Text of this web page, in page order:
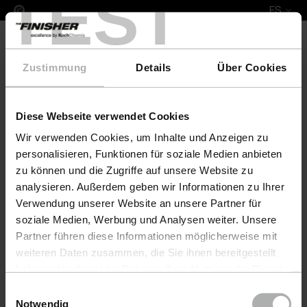
TEST
Zustimmung Details Über Cookies
Diese Webseite verwendet Cookies
Wir verwenden Cookies, um Inhalte und Anzeigen zu
personalisieren, Funktionen für soziale Medien anbieten
zu können und die Zugriffe auf unsere Website zu
analysieren. Außerdem geben wir Informationen zu Ihrer
Verwendung unserer Website an unsere Partner für
soziale Medien, Werbung und Analysen weiter. Unsere
Partner führen diese Informationen möglicherweise mit
weiteren Daten zusammen, die Sie ihnen bereitgestellt
Einstellungen zu den Cookies finden Sie unter
Notwendig
ES
Leather Fresh Set XS Renault